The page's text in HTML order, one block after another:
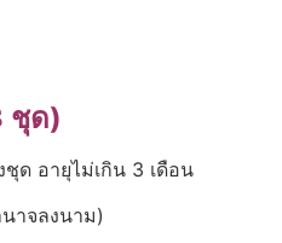
ชุด)
ด อายุไม่เกิน 3 เดือน
าจลงนาม)